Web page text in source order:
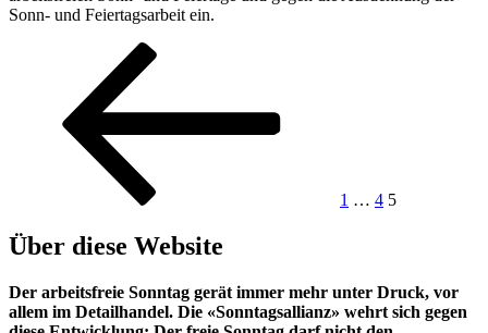
Sonn- und Feiertagsarbeit ein.
Seitennummerierung
Beiträge
1 … 4 5
Über diese Website
Der arbeitsfreie Sonntag gerät immer mehr unter Druck, vor
allem im Detailhandel. Die «Sonntagsallianz» wehrt sich gegen